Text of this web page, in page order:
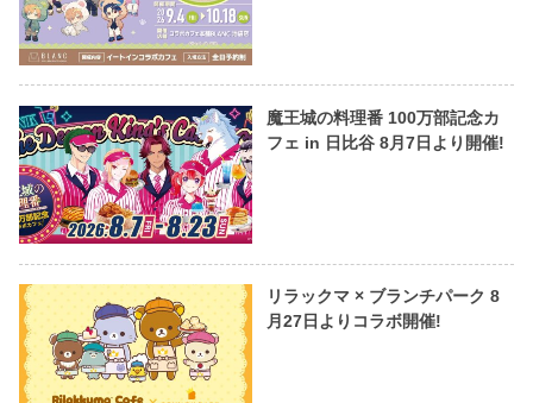
魔王城の料理番 100万部記念カ
フェ in 日比谷 8月7日より開催!
リラックマ × ブランチパーク 8
月27日よりコラボ開催!